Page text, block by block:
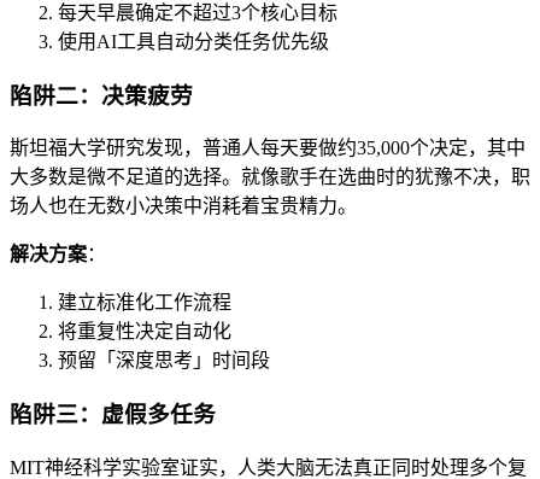
每天早晨确定不超过3个核心目标
使用AI工具自动分类任务优先级
陷阱二：决策疲劳
斯坦福大学研究发现，普通人每天要做约35,000个决定，其中
大多数是微不足道的选择。就像歌手在选曲时的犹豫不决，职
场人也在无数小决策中消耗着宝贵精力。
解决方案：
建立标准化工作流程
将重复性决定自动化
预留「深度思考」时间段
陷阱三：虚假多任务
MIT神经科学实验室证实，人类大脑无法真正同时处理多个复